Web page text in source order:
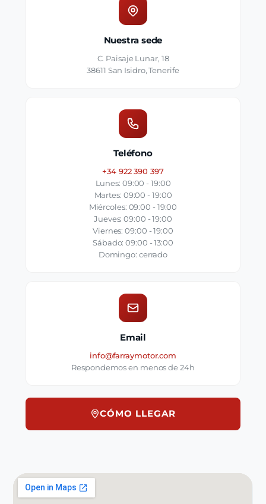
Nuestra sede
C. Paisaje Lunar, 18
38611 San Isidro, Tenerife
Teléfono
+34 922 390 397
Lunes: 09:00 - 19:00
Martes: 09:00 - 19:00
Miércoles: 09:00 - 19:00
Jueves: 09:00 - 19:00
Viernes: 09:00 - 19:00
Sábado: 09:00 - 13:00
Domingo: cerrado
Email
info@farraymotor.com
Respondemos en menos de 24h
CÓMO LLEGAR